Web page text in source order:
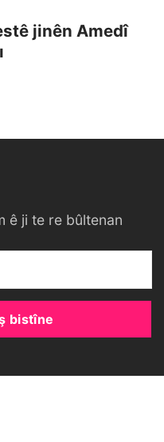
jinên Amedî
ê ji te re bûltenan
bistîne